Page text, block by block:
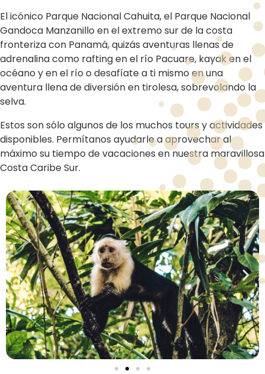
El icónico Parque Nacional Cahuita, el Parque Nacional
Gandoca Manzanillo en el extremo sur de la costa
fronteriza con Panamá, quizás aventuras llenas de
adrenalina como rafting en el río Pacuare, kayak en el
océano y en el río o desafíate a ti mismo en una
aventura llena de diversión en tirolesa, sobrevolando la
selva.
Estos son sólo algunos de los muchos tours y actividades
disponibles. Permítanos ayudarle a aprovechar al
máximo su tiempo de vacaciones en nuestra maravillosa
Costa Caribe Sur.